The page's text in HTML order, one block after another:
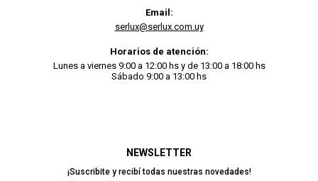
NEWSLETTER
¡Suscribite y recibí todas nuestras novedades!
Email:
serlux@serlux.com.uy
Horarios de atención:
Lunes a viernes 9:00 a 12:00 hs y de 13:00 a 18:00 hs
Sábado 9:00 a 13:00 hs